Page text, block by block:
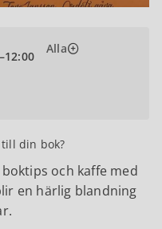
Alla
din bok?
och kaffe med
en härlig blandning